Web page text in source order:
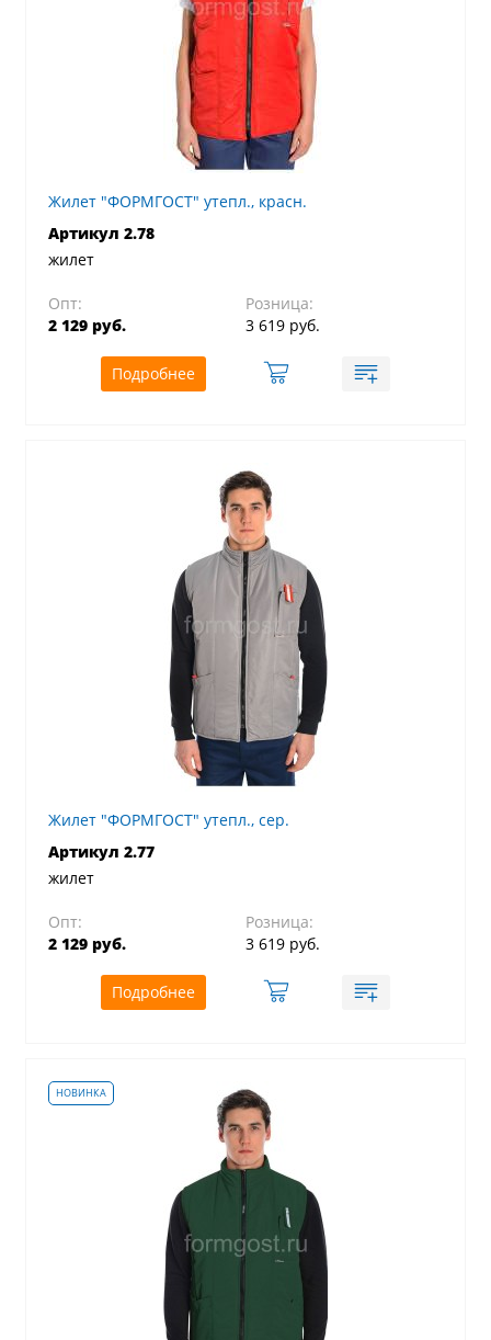
Жилет "ФОРМГОСТ" утепл., красн.
Артикул 2.78
жилет
Опт:
2 129 руб.
Розница:
3 619 руб.
Подробнее
Жилет "ФОРМГОСТ" утепл., сер.
Артикул 2.77
жилет
Опт:
2 129 руб.
Розница:
3 619 руб.
Подробнее